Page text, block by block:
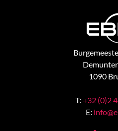
1090
T: +32 (0)2
E: